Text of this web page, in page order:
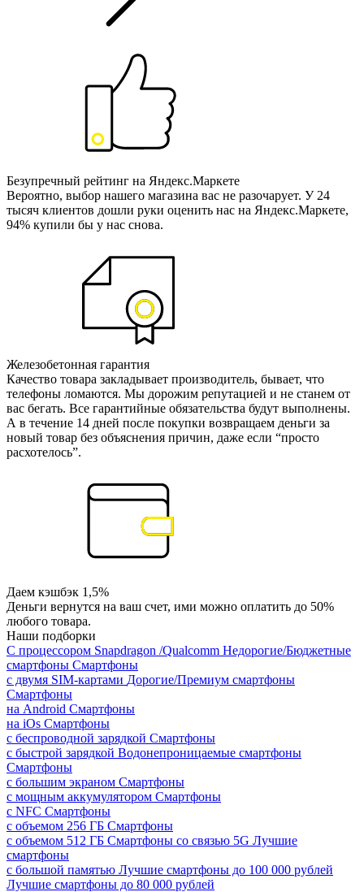
Безупречный рейтинг на Яндекс.Маркете
Вероятно, выбор нашего магазина вас не разочарует. У 24
тысяч клиентов дошли руки оценить нас на Яндекс.Маркете,
94% купили бы у нас снова.
Железобетонная гарантия
Качество товара закладывает производитель, бывает, что
телефоны ломаются. Мы дорожим репутацией и не станем от
вас бегать. Все гарантийные обязательства будут выполнены.
А в течение 14 дней после покупки возвращаем деньги за
новый товар без объяснения причин, даже если “просто
расхотелось”.
Даем кэшбэк 1,5%
Деньги вернутся на ваш счет, ими можно оплатить до 50%
любого товара.
Наши подборки
С процессором Snapdragon /Qualcomm Недорогие/Бюджетные
смартфоны Смартфоны
с двумя SIM-картами Дорогие/Премиум смартфоны
Смартфоны
на Android Смартфоны
на iOs Смартфоны
с беспроводной зарядкой Смартфоны
с быстрой зарядкой Водонепроницаемые смартфоны
Смартфоны
с большим экраном Смартфоны
с мощным аккумулятором Смартфоны
с NFC Смартфоны
с объемом 256 ГБ Смартфоны
с объемом 512 ГБ Смартфоны со связью 5G Лучшие
смартфоны
с большой памятью Лучшие смартфоны до 100 000 рублей
Лучшие смартфоны до 80 000 рублей